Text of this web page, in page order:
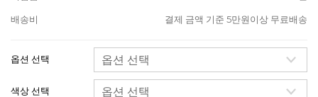
배송비 결제 금액 기준 5만원이상 무료배송
옵션 선택
색상 선택